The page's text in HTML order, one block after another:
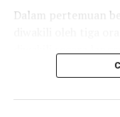
Dalam pertemuan
terbaiknya, yaitu:
Fatmayani Harli